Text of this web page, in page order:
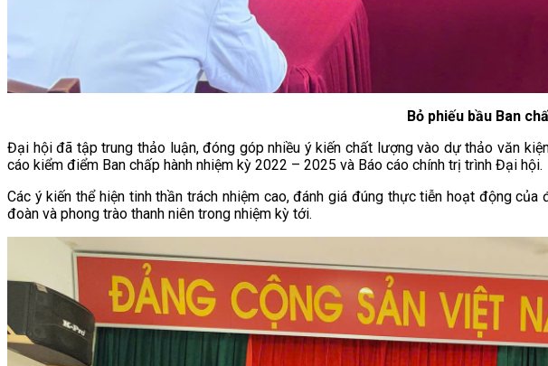
Bỏ phiếu bầu Ban
Đại hội đã tập trung thảo luận, đóng góp nhiều ý kiến chất lượng vào dự thảo văn
cáo kiểm điểm Ban chấp hành nhiệm kỳ 2022 – 2025 và Báo cáo chính trị trình Đại hội.
Các ý kiến thể hiện tinh thần trách nhiệm cao, đánh giá đúng thực tiễn hoạt động
đoàn và phong trào thanh niên trong nhiệm kỳ tới.